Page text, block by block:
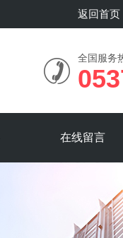
返回首页
全国服务
在线留言